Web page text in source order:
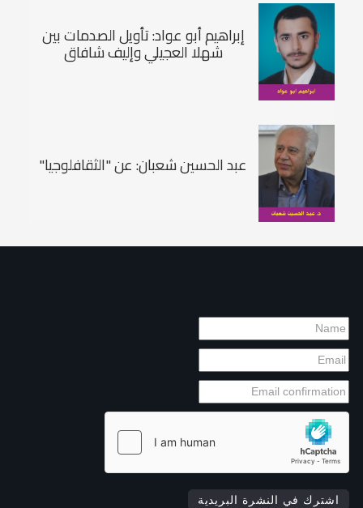
إبراهيم أبو عواد: تأويل الصدمات بين
شهلا العجيلي وإليف شافاق
عبد الحسين شعبان: عن "الثقافلوجيا"
اشترك في النشرة البريدية